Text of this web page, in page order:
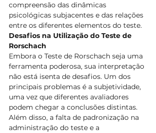
compreensão das dinâmicas
psicológicas subjacentes e das relações
entre os diferentes elementos do teste.
Desafios na Utilização do Teste de
Rorschach
Embora o Teste de Rorschach seja uma
ferramenta poderosa, sua interpretação
não está isenta de desafios. Um dos
principais problemas é a subjetividade,
uma vez que diferentes avaliadores
podem chegar a conclusões distintas.
Além disso, a falta de padronização na
administração do teste e a